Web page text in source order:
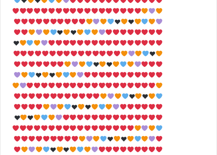
♥
♥
♥
♥
♥
♥
♥
♥
♥
♥
♥
♥
♥
♥
♥
♥
♥
♥
♥
♥